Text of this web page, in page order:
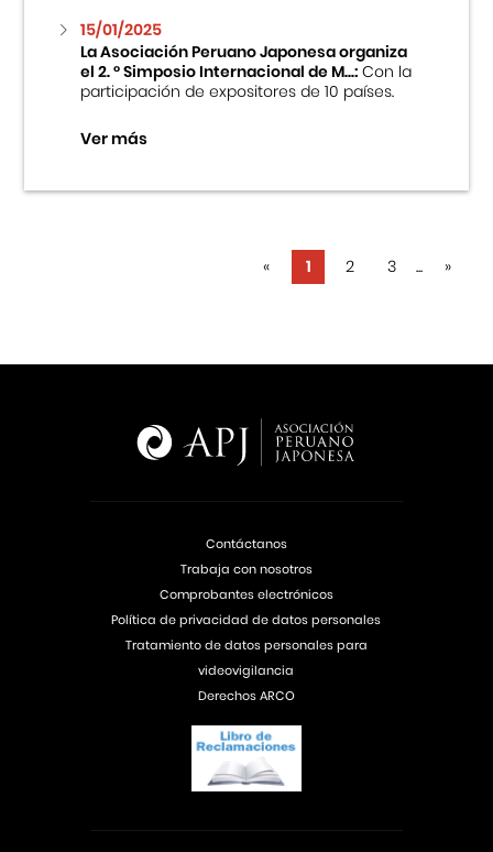
15/01/2025
La Asociación Peruano Japonesa organiza
el 2. ° Simposio Internacional de M...:Con la
participación de expositores de 10 países.
Ver más
« 1 2 3 ... »
Contáctanos
Trabaja con nosotros
Comprobantes electrónicos
Política de privacidad de datos personales
Tratamiento de datos personales para
videovigilancia
Derechos ARCO